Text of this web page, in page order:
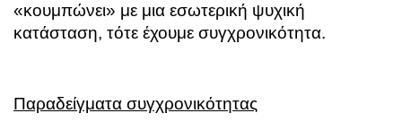
«κουμπώνει» με μια εσωτερική ψυχική
κατάσταση, τότε έχουμε συγχρονικότητα.
Παραδείγματα συγχρονικότητας